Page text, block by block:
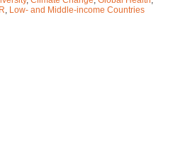
, Low- and Middle-income Countries